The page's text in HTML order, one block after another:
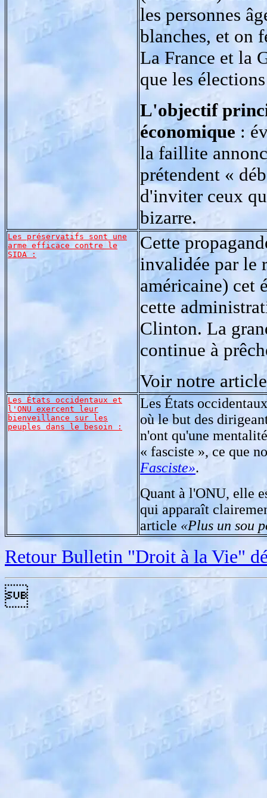
les personnes
blanches, et on
La France et la
que les
L'objectif
économique :
la faillite
prétendent «
d'inviter ceux
bizarre.
Les préservatifs sont une
arme efficace contre le
SIDA :
Cette
invalidée par le
américaine) cet
cette
Clinton. La
continue à
Voir notre
Les États occidentaux et
l'ONU exercent leur
bienveillance sur les
peuples dans le besoin :
Les États
où le but des
n'ont qu'une
« fasciste », ce que
Fasciste».
Quant à l'ONU, elle
qui apparaît
article «Plus un sou
Retour Bulletin "Droit à la Vie"
